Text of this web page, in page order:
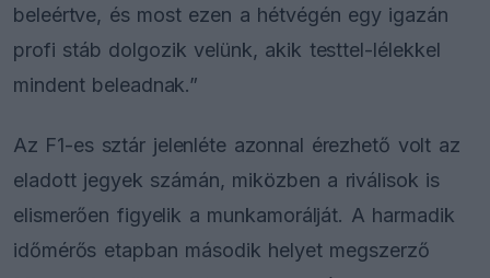
beleértve, és most ezen a hétvégén egy igazán
profi stáb dolgozik velünk, akik testtel-lélekkel
mindent beleadnak.”
Az F1-es sztár jelenléte azonnal érezhető volt az
eladott jegyek számán, miközben a riválisok is
elismerően figyelik a munkamorálját. A harmadik
időmérős etapban második helyet megszerző